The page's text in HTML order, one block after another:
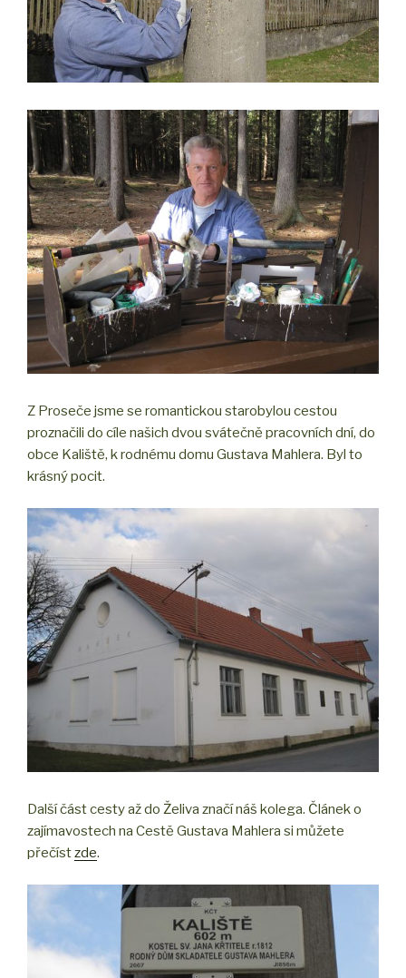
Z Proseče jsme se romantickou starobylou cestou
proznačili do cíle našich dvou svátečně pracovních dní, do
obce Kaliště, k rodnému domu Gustava Mahlera. Byl to
krásný pocit.
Další část cesty až do Želiva značí náš kolega. Článek o
zajímavostech na Cestě Gustava Mahlera si můžete
přečístzde.